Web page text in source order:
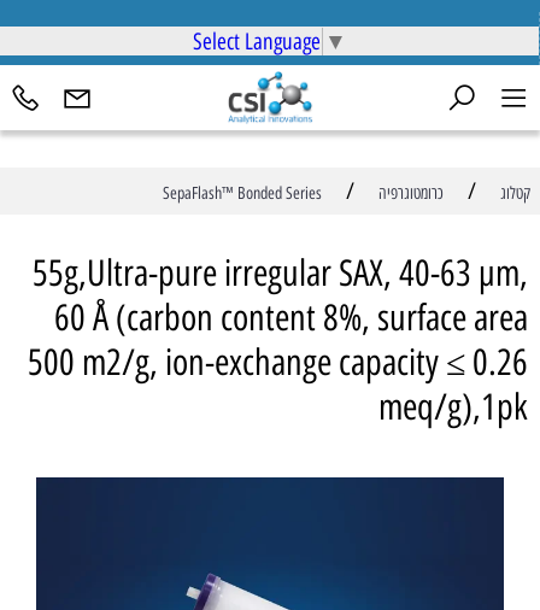
Select Language ▼
קטלוג / כרומטוגרפיה /
SepaFlash™ Bonded Series
55g,Ultra-pure irregular SAX, 40-63 µm,
60 Å (carbon content 8%, surface area
500 m2/g, ion-exchange capacity ≤ 0.26
meq/g),1pk